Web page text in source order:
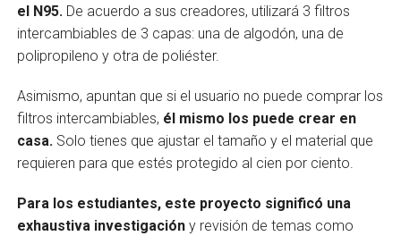
el N95.De acuerdo a sus creadores, utilizará 3 filtros
intercambiables de 3 capas: una de algodón, una de
polipropileno y otra de poliéster.
Asimismo, apuntan que si el usuario no puede comprar los
filtros intercambiables, él mismo los puede crear en
casa.Solo tienes que ajustar el tamaño y el material que
requieren para que estés protegido al cien por ciento.
Para los estudiantes, este proyecto significó una
exhaustiva investigacióny revisión de temas como